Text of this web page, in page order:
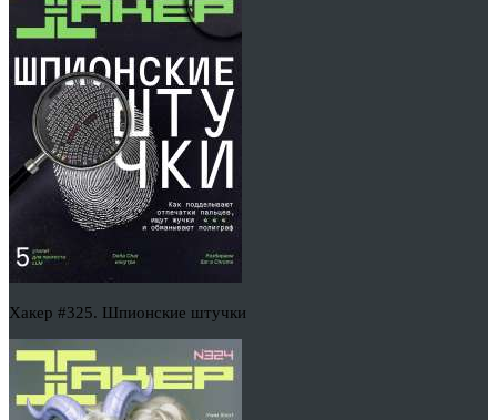
Хакер #325. Шпионские штучки